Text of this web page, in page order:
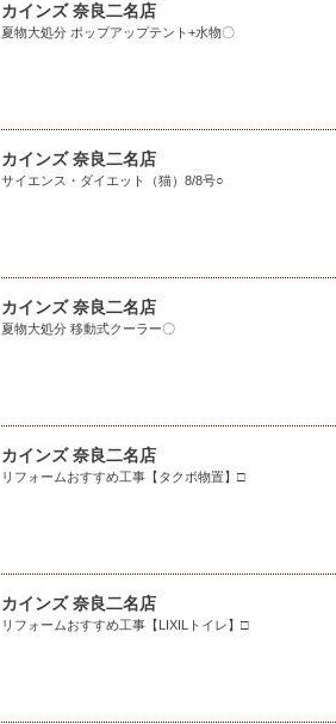
カインズ 奈良二名店
夏物大処分 ポップアップテント+水物〇
カインズ 奈良二名店
サイエンス・ダイエット（猫）8/8号○
カインズ 奈良二名店
夏物大処分 移動式クーラー〇
カインズ 奈良二名店
リフォームおすすめ工事【タクボ物置】□
カインズ 奈良二名店
リフォームおすすめ工事【LIXILトイレ】□